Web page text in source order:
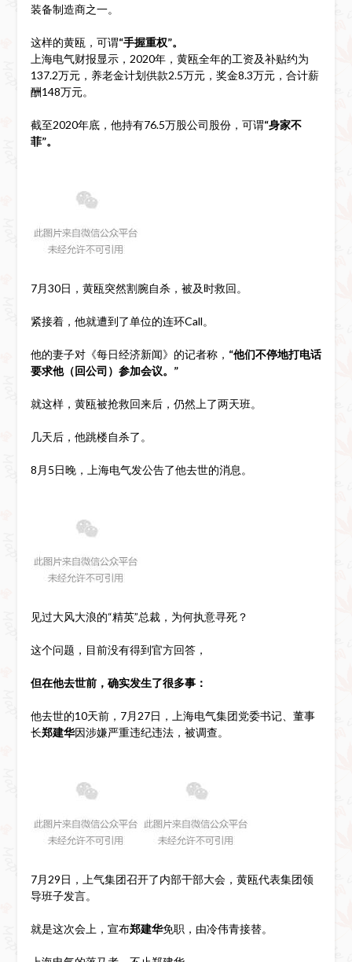
装备制造商之一。
这样的黄瓯，可谓“手握重权”。
上海电气财报显示，2020年，黄瓯全年的工资及补贴约为
137.2万元，养老金计划供款2.5万元，奖金8.3万元，合计薪
酬148万元。
截至2020年底，他持有76.5万股公司股份，可谓“身家不
菲”。
7月30日，黄瓯突然割腕自杀，被及时救回。
紧接着，他就遭到了单位的连环Call。
他的妻子对《每日经济新闻》的记者称， “他们不停地打电话
要求他（回公司）参加会议。”
就这样，黄瓯被抢救回来后，仍然上了两天班。
几天后，他跳楼自杀了。
8月5日晚，上海电气发公告了他去世的消息。
见过大风大浪的“精英”总裁，为何执意寻死？
这个问题，目前没有得到官方回答，
但在他去世前，确实发生了很多事：
他去世的10天前，7月27日，上海电气集团党委书记、董事
长郑建华因涉嫌严重违纪违法，被调查。
7月29日，上气集团召开了内部干部大会，黄瓯代表集团领
导班子发言。
就是这次会上，宣布郑建华免职，由冷伟青接替。